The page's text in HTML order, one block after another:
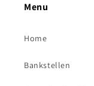
Menu
Home
Bankstellen